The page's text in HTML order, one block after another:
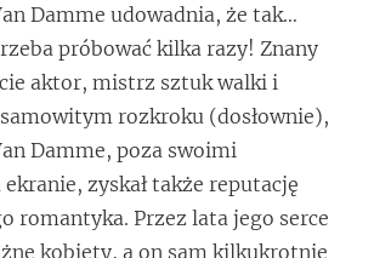
Damme udowadnia, że tak…
próbować kilka razy! Znany
aktor, mistrz sztuk walki i
rozkroku (dosłownie),
Damme, poza swoimi
zyskał także reputację
romantyka. Przez lata jego serce
kobiety, a on sam kilkukrotnie